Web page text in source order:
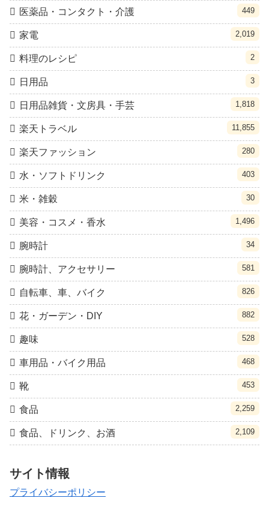
医薬品・コンタクト・介護 449
家電 2,019
料理のレシピ 2
日用品 3
日用品雑貨・文房具・手芸 1,818
楽天トラベル 11,855
楽天ファッション 280
水・ソフトドリンク 403
米・雑穀 30
美容・コスメ・香水 1,496
腕時計 34
腕時計、アクセサリー 581
自転車、車、バイク 826
花・ガーデン・DIY 882
趣味 528
車用品・バイク用品 468
靴 453
食品 2,259
食品、ドリンク、お酒 2,109
サイト情報
プライバシーポリシー